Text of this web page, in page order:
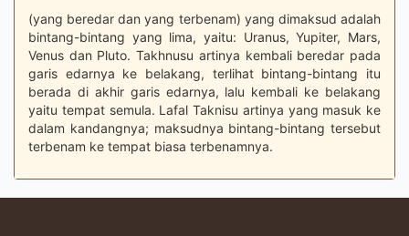
(yang beredar dan yang terbenam) yang dimaksud adalah
bintang-bintang yang lima, yaitu: Uranus, Yupiter, Mars,
Venus dan Pluto. Takhnusu artinya kembali beredar pada
garis edarnya ke belakang, terlihat bintang-bintang itu
berada di akhir garis edarnya, lalu kembali ke belakang
yaitu tempat semula. Lafal Taknisu artinya yang masuk ke
dalam kandangnya; maksudnya bintang-bintang tersebut
terbenam ke tempat biasa terbenamnya.